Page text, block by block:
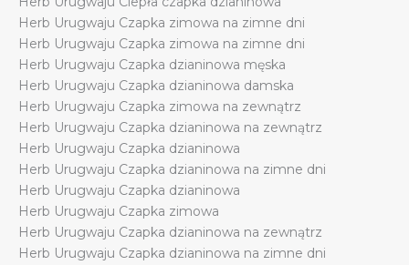
Herb Urugwaju Czapka zimowa na zimne dni
Herb Urugwaju Czapka zimowa na zimne dni
Herb Urugwaju Czapka dzianinowa męska
Herb Urugwaju Czapka dzianinowa damska
Herb Urugwaju Czapka zimowa na zewnątrz
Herb Urugwaju Czapka dzianinowa na zewnątrz
Herb Urugwaju Czapka dzianinowa
Herb Urugwaju Czapka dzianinowa na zimne dni
Herb Urugwaju Czapka dzianinowa
Herb Urugwaju Czapka zimowa
Herb Urugwaju Czapka dzianinowa na zewnątrz
Herb Urugwaju Czapka dzianinowa na zimne dni